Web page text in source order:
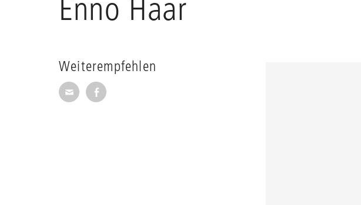
auf
Enno Haar
Weiterempfehlen
Seite per E-Mail weiterempfehlen
Seite auf Facebook weiterempfehlen